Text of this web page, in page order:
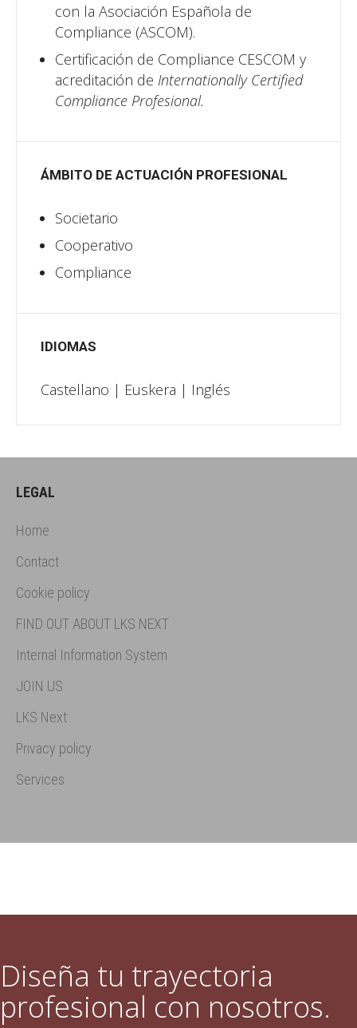
LEGAL
Home
Contact
Cookie policy
FIND OUT ABOUT LKS NEXT
Internal Information System
JOIN US
LKS Next
Privacy policy
Services
con la Asociación Española de
Compliance (ASCOM).
Certificación de Compliance CESCOM y
acreditación de Internationally Certified
Compliance Profesional.
ÁMBITO DE ACTUACIÓN PROFESIONAL
Societario
Cooperativo
Compliance
IDIOMAS
Castellano | Euskera | Inglés
Diseña tu trayectoria
profesional con nosotros.